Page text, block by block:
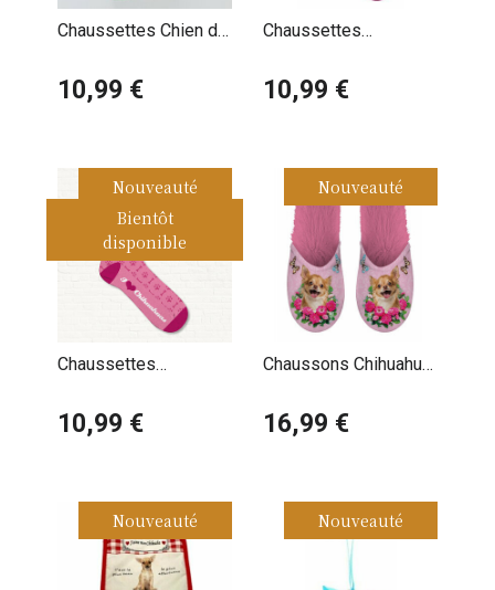
Chaussettes Chien de
10,99 €
Chaussettes
10,99 €
Nouveauté
Chaussettes
10,99 €
Bientôt
disponible
Nouveauté
Chaussons Chihuahua
16,99 €
Nouveauté Nouveauté